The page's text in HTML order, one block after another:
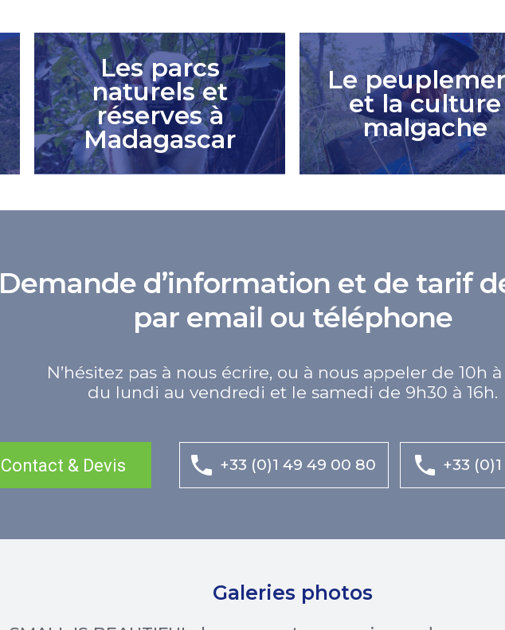
Les parcs
naturels et
réserves à
Madagascar
Le
et la culture
malgache
Demande d’information et de tarif
par email ou téléphone
N’hésitez pas à nous écrire, ou à nous appeler de 10h à
du lundi au vendredi et le samedi de 9h30 à 16h.
Contact & Devis +33 (0)1 49 49 00 80 +33
Galeries photos